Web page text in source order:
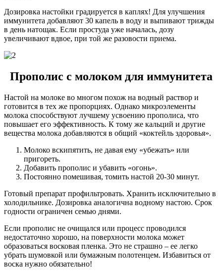
Дозировка настойки градируется в каплях! Для улучшения
иммунитета добавляют 30 капель в воду и выпивают трижды
в день натощак. Если простуда уже началась, дозу
увеличивают вдвое, при той же разовости приема.
Прополис с молокомдля иммунитета
Настой на молоке во многом похож на водный раствор и
готовится в тех же пропорциях. Однако микроэлементы
молока способствуют лучшему усвоению прополиса, что
повышает его эффективность. К тому же кальций и другие
вещества молока добавляются в общий «коктейль здоровья».
Молоко вскипятить, не давая ему «убежать» или
пригореть.
Добавить прополис и убавить «огонь».
Постоянно помешивая, томить настой 20-30 минут.
Готовый препарат профильтровать. Хранить исключительно в
холодильнике. Дозировка аналогична водному настою. Срок
годности ограничен семью днями.
Если прополис не очищался или процесс проводился
недостаточно хорошо, на поверхности молока может
образоваться восковая пленка. Это не страшно – ее легко
убрать шумовкой или бумажным полотенцем. Избавиться от
воска нужно обязательно!